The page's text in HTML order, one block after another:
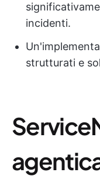
incidenti.
strutturati e